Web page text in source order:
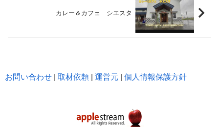
カレー＆カフェ シエスタ
お問い合わせ 取材依頼 運営元 個人情報保護方針